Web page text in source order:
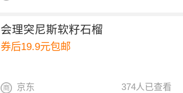
会理突尼斯软籽石榴
券后19.9元包邮
374人已查看
京东